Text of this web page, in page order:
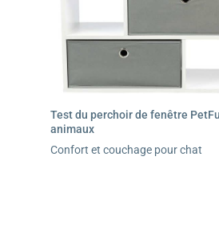
Test du perchoir de fenêtre
animaux
Confort et couchage pour chat